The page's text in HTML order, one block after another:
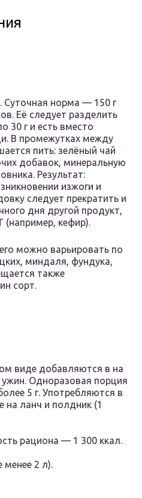
Суточная норма — 150 г
Её следует разделить
30 г и есть вместо
В промежутках между
пить: зелёный чай
добавок, минеральную
Результат:
изжоги и
следует прекратить и
дня другой продукт,
кефир).
можно варьировать по
миндаля, фундука,
также
сорт.
виде добавляются в на
ужин. Одноразовая порция
5 г. Употребляются в
на ланч и полдник (1
рациона — 1 300 ккал.
менее 2 л).